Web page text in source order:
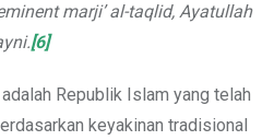
marji’ al-taqlid, Ayatullah
[6]
Republik Islam yang telah
keyakinan tradisional